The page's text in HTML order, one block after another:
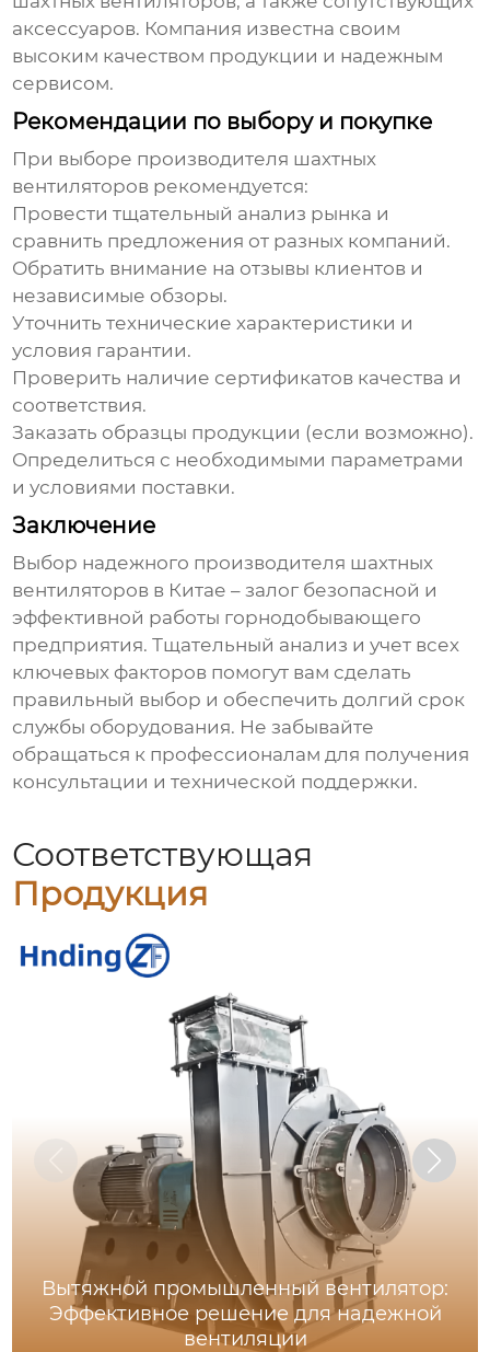
аксессуаров. Компания известна своим
высоким качеством продукции и надежным
сервисом.
Рекомендации по выбору и покупке
При выборе производителя шахтных
вентиляторов рекомендуется:
Провести тщательный анализ рынка и
сравнить предложения от разных компаний.
Обратить внимание на отзывы клиентов и
независимые обзоры.
Уточнить технические характеристики и
условия гарантии.
Проверить наличие сертификатов качества и
соответствия.
Заказать образцы продукции (если возможно).
Определиться с необходимыми параметрами
и условиями поставки.
Заключение
Выбор надежного производителя шахтных
вентиляторов в Китае – залог безопасной и
эффективной работы горнодобывающего
предприятия. Тщательный анализ и учет всех
ключевых факторов помогут вам сделать
правильный выбор и обеспечить долгий срок
службы оборудования. Не забывайте
обращаться к профессионалам для получения
консультации и технической поддержки.
Соответствующая
Продукция
Вытяжной промышленный вентилятор:
Эффективное решение для надежной
вентиляции